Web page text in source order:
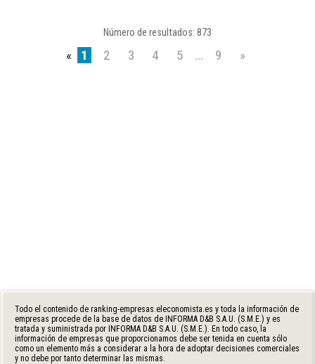
Número de resultados: 873
« 1 2 3 4 5 ... 9 »
Todo el contenido de ranking-empresas.eleconomista.es y toda la información de
empresas procede de la base de datos de INFORMA D&B S.A.U. (S.M.E.) y es
tratada y suministrada por INFORMA D&B S.A.U. (S.M.E.). En todo caso, la
información de empresas que proporcionamos debe ser tenida en cuenta sólo
como un elemento más a considerar a la hora de adoptar decisiones comerciales
y no debe por tanto determinar las mismas.